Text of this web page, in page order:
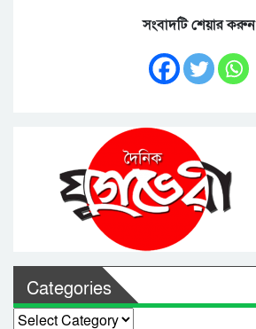
সংবাদটি শেয়ার করুন
Categories
Categories